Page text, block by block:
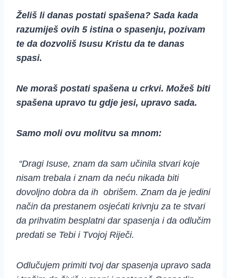
Želiš li danas postati spašena? Sada kada
razumiješ ovih 5 istina o spasenju, pozivam
te da dozvoliš Isusu Kristu da te danas
spasi.
Ne moraš postati spašena u crkvi. Možeš biti
spašena upravo tu gdje jesi, upravo sada.
Samo moli ovu molitvu sa mnom:
“Dragi Isuse, znam da sam učinila stvari koje
nisam trebala i znam da neću nikada biti
dovoljno dobra da ih obrišem. Znam da je jedini
način da prestanem osjećati krivnju za te stvari
da prihvatim besplatni dar spasenja i da odlučim
predati se Tebi i Tvojoj Riječi.
Odlučujem primiti tvoj dar spasenja upravo sada